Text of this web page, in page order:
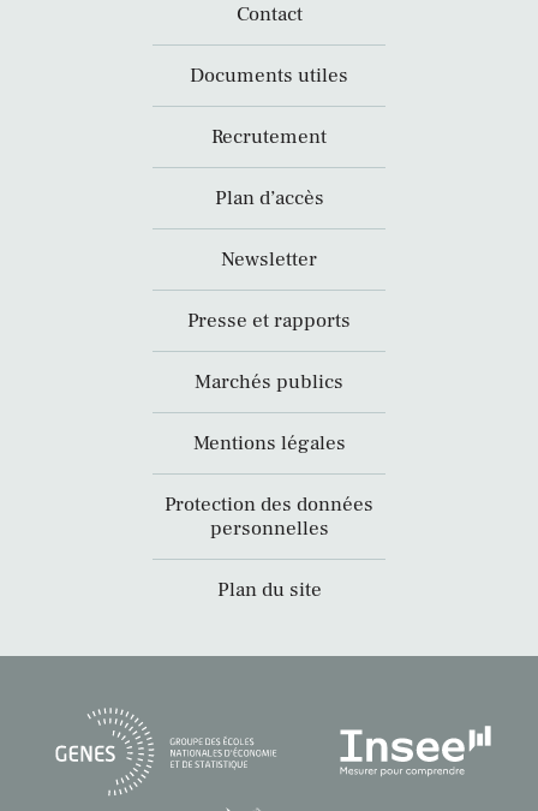
Contact
Documents utiles
Recrutement
Plan d’accès
Newsletter
Presse et rapports
Marchés publics
Mentions légales
Protection des données
personnelles
Plan du site